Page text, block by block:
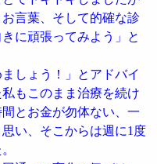
言葉、そして的確な診
に頑張ってみよう」と
しょう！」とアドバイ
もこのまま治療を続け
とお金が勿体ない、一
い、そこからは週に1度